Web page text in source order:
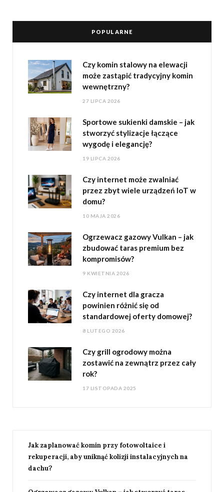
POPULARNE
Czy komin stalowy na elewacji
może zastąpić tradycyjny komin
wewnętrzny?
27 LIPCA 2026
Sportowe sukienki damskie – jak
stworzyć stylizacje łączące
wygodę i elegancję?
19 LIPCA 2026
Czy internet może zwalniać
przez zbyt wiele urządzeń IoT w
domu?
10 MAJA 2026
Ogrzewacz gazowy Vulkan – jak
zbudować taras premium bez
kompromisów?
9 KWIETNIA 2026
Czy internet dla gracza
powinien różnić się od
standardowej oferty domowej?
8 LUTEGO 2026
Czy grill ogrodowy można
zostawić na zewnątrz przez cały
rok?
17 LISTOPADA 2025
Jak zaplanować komin przy fotowoltaice i
rekuperacji, aby uniknąć kolizji instalacyjnych na
dachu?